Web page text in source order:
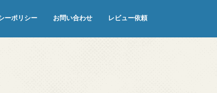
ーポリシー お問い合わせ レビュー依頼